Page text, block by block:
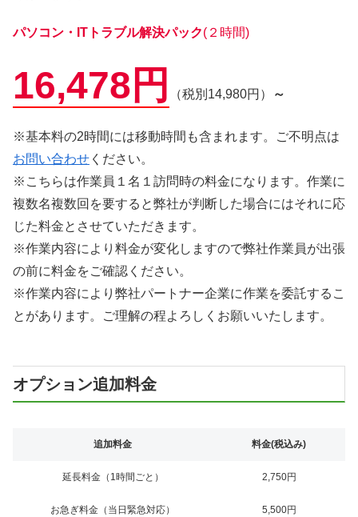
パソコン・ITトラブル解決パック(２時間)
16,478円 （税別14,980円） ～
※基本料の2時間には移動時間も含まれます。ご不明点は
お問い合わせ ください。
※こちらは作業員１名１訪問時の料金になります。作業に
複数名複数回を要すると弊社が判断した場合にはそれに応
じた料金とさせていただきます。
※作業内容により料金が変化しますので弊社作業員が出張
の前に料金をご確認ください。
※作業内容により弊社パートナー企業に作業を委託するこ
とがあります。ご理解の程よろしくお願いいたします。
オプション追加料金
追加料金 料金(税込み)
延長料金（1時間ごと） 2,750円
お急ぎ料金（当日緊急対応） 5,500円